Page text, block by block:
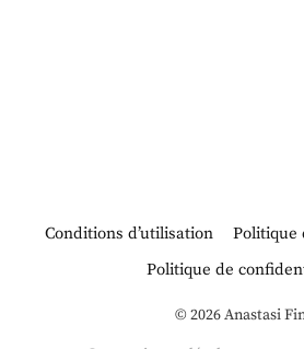
Conditions d’utilisation
Politique
Politique de
© 2026 Anastasi